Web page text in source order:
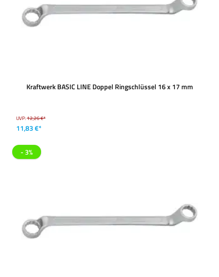
Kraftwerk BASIC LINE Doppel Ringschlüssel 16 x 17 mm
UVP:12,26 €*
11,83 €*
- 3%